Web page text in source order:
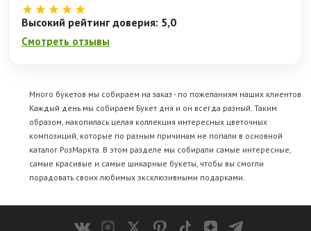
★★★★★
Высокий рейтинг доверия: 5,0
Смотреть отзывы
Много букетов мы собираем на заказ - по пожеланиям наших клиентов.
Каждый день мы собираем Букет дня и он всегда разный. Таким
образом, накопилась целая коллекция интересных цветочных
композиций, которые по разным причинам не попали в основной
каталог РозМаркта. В этом разделе мы собирали самые интересные,
самые красивые и самые шикарные букеты, чтобы вы смогли
порадовать своих любимых эксклюзивными подарками.